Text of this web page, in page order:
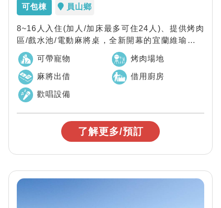
可包棟 員山鄉
8~16人入住(加人/加床最多可住24人)、提供烤肉
區/戲水池/電動麻將桌，全新開幕的宜蘭維瑜的家
旗艦二館，質感奢華城堡美學，專屬...
可帶寵物 烤肉場地
麻將出借 借用廚房
歡唱設備
了解更多/預訂